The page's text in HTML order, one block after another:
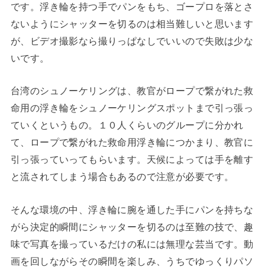
です。浮き輪を持つ手でパンをもち、ゴープロを落とさ
ないようにシャッターを切るのは相当難しいと思います
が、ビデオ撮影なら撮りっぱなしでいいので失敗は少な
いです。
台湾のシュノーケリングは、教官がロープで繋がれた救
命用の浮き輪をシュノーケリングスポットまで引っ張っ
ていくというもの。１０人くらいのグループに分かれ
て、ロープで繋がれた救命用浮き輪につかまり、教官に
引っ張っていってもらいます。天候によっては手を離す
と流されてしまう場合もあるので注意が必要です。
そんな環境の中、浮き輪に腕を通した手にパンを持ちな
がら決定的瞬間にシャッターを切るのは至難の技で、趣
味で写真を撮っているだけの私には無理な芸当です。動
画を回しながらその瞬間を楽しみ、うちでゆっくりパソ